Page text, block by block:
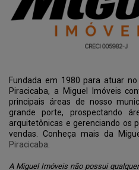
Fundada em 1980 para atuar
Piracicaba, a Miguel Imóveis
principais áreas de nosso
grande porte, prospectando
arquitetônicas e gerenciando os
vendas. Conheça mais da
Piracicaba.
A Miguel Imóveis não possui